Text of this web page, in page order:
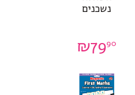
נשכנים
₪7990